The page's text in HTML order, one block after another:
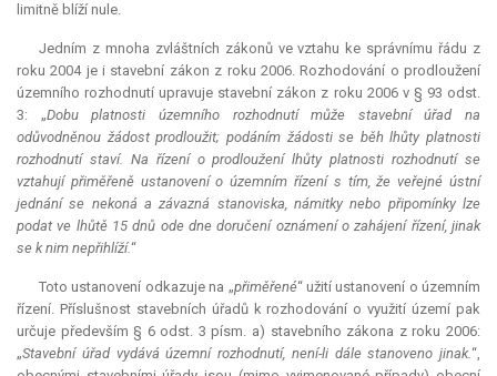
limitně blíží nule.
Jedním z mnoha zvláštních zákonů ve vztahu ke správnímu řádu z
roku 2004 je i stavební zákon z roku 2006. Rozhodování o prodloužení
územního rozhodnutí upravuje stavební zákon z roku 2006 v § 93 odst.
3: „Dobu platnosti územního rozhodnutí může stavební úřad na
odůvodněnou žádost prodloužit; podáním žádosti se běh lhůty platnosti
rozhodnutí staví. Na řízení o prodloužení lhůty platnosti rozhodnutí se
vztahují přiměřeně ustanovení o územním řízení s tím, že veřejné ústní
jednání se nekoná a závazná stanoviska, námitky nebo připomínky lze
podat ve lhůtě 15 dnů ode dne doručení oznámení o zahájení řízení, jinak
se k nim nepřihlíží.“
Toto ustanovení odkazuje na „přiměřené“ užití ustanovení o územním
řízení. Příslušnost stavebních úřadů k rozhodování o využití území pak
určuje především § 6 odst. 3 písm. a) stavebního zákona z roku 2006:
„Stavební úřad vydává územní rozhodnutí, není-li dále stanoveno jinak.“,